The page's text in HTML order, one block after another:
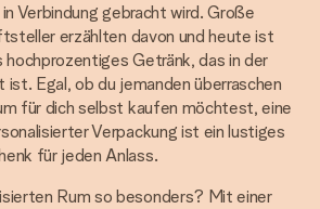
Verbindung gebracht wird. Große
erzählten davon und heute ist
hochprozentiges Getränk, das in der
Egal, ob du jemanden überraschen
für dich selbst kaufen möchtest, eine
Verpackung ist ein lustiges
für jeden Anlass.
Rum so besonders? Mit einer